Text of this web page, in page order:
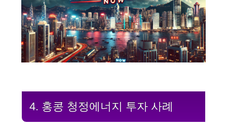
4. 홍콩 청정에너지 투자 사례